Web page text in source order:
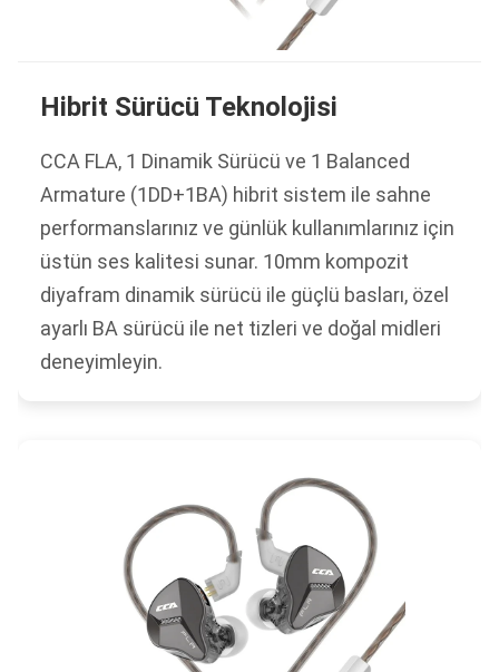
Hibrit Sürücü Teknolojisi
CCA FLA, 1 Dinamik Sürücü ve 1 Balanced
Armature (1DD+1BA) hibrit sistem ile sahne
performanslarınız ve günlük kullanımlarınız için
üstün ses kalitesi sunar. 10mm kompozit
diyafram dinamik sürücü ile güçlü basları, özel
ayarlı BA sürücü ile net tizleri ve doğal midleri
deneyimleyin.